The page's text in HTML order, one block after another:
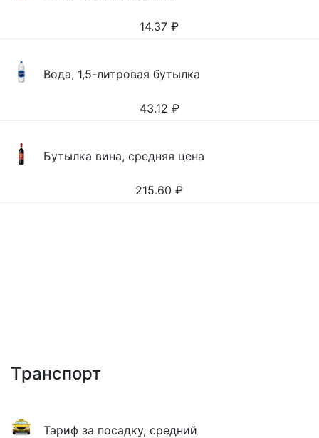
14.37 ₽
Вода, 1,5-литровая бутылка
43.12 ₽
Бутылка вина, средняя цена
215.60 ₽
Транспорт
Тариф за посадку, средний